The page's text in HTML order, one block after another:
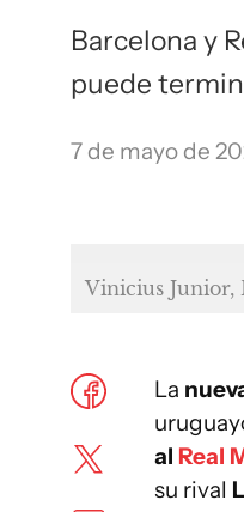
Barcelona y
puede
7 de mayo de
Vinicius Junior,
La
al Real
su rival